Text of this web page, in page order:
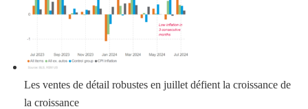
Les ventes de détail robustes en juillet défient la croissance de
la croissance